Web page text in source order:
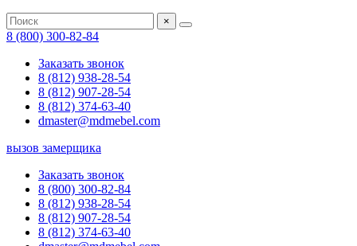
×
8 (800) 300-82-84
Заказать звонок
8 (812) 938-28-54
8 (812) 907-28-54
8 (812) 374-63-40
dmaster@mdmebel.com
вызов замерщика
Заказать звонок
8 (800) 300-82-84
8 (812) 938-28-54
8 (812) 907-28-54
8 (812) 374-63-40